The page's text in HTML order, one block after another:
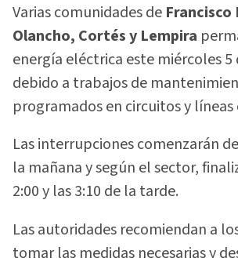
Varias comunidades de Francisco
Olancho, Cortés y Lempira
energía eléctrica este miércoles 5
debido a trabajos de
programados en circuitos y
Las interrupciones comenzarán
la mañana y según el sector,
2:00 y las 3:10 de la tarde.
Las autoridades recomiendan a
tomar las medidas necesarias y